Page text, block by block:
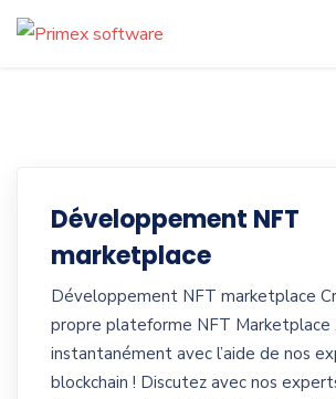
Développement NFT
marketplace
Développement NFT marketplace
propre plateforme NFT Marketplace ,
instantanément avec l’aide de nos
blockchain ! Discutez avec nos